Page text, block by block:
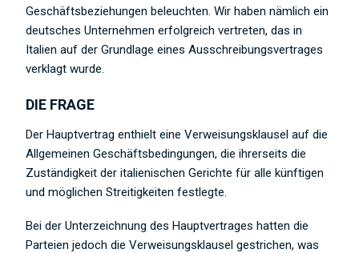
Geschäftsbeziehungen beleuchten. Wir haben nämlich ein
deutsches Unternehmen erfolgreich vertreten, das in
Italien auf der Grundlage eines Ausschreibungsvertrages
verklagt wurde.
DIE FRAGE
Der Hauptvertrag enthielt eine Verweisungsklausel auf die
Allgemeinen Geschäftsbedingungen, die ihrerseits die
Zuständigkeit der italienischen Gerichte für alle künftigen
und möglichen Streitigkeiten festlegte.
Bei der Unterzeichnung des Hauptvertrages hatten die
Parteien jedoch die Verweisungsklausel gestrichen, was